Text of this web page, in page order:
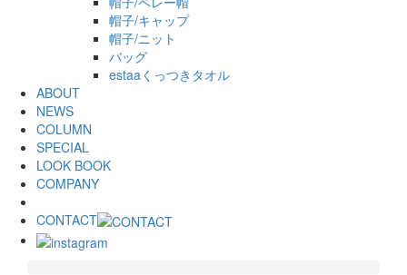
帽子/キャップ
帽子/ニット
バッグ
estaaくっつきタオル
ABOUT
NEWS
COLUMN
SPECIAL
LOOK BOOK
COMPANY
CONTACT